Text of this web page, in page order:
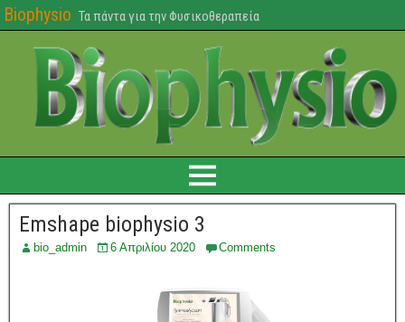
Biophysio Τα πάντα για την Φυσικοθεραπεία
Emshape biophysio 3
bio_admin 6 Απριλίου 2020 Comments